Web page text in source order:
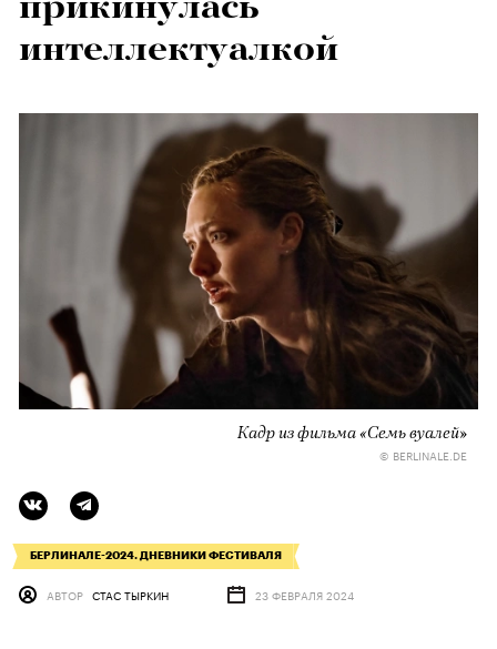
интеллектуалкой
Кадр из фильма «Семь вуалей»
© BERLINALE.DE
БЕРЛИНАЛЕ-2024. ДНЕВНИКИ ФЕСТИВАЛЯ
АВТОР СТАС ТЫРКИН 23 ФЕВРАЛЯ 2024